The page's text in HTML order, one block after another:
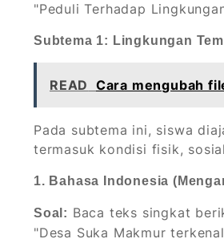
"Peduli Terhadap
Subtema 1: Lingkungan
READ Cara mengubah
Pada subtema ini, siswa
termasuk kondisi fisik,
1. Bahasa Indonesia
Soal: Baca teks singkat
"Desa Suka Makmur